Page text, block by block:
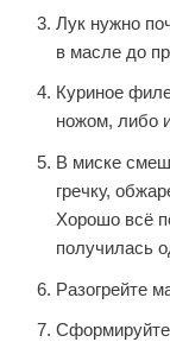
Лук нужно
в масле до
Куриное
ножом, либо
В миске
гречку,
Хорошо всё
получилась
Разогрейте
Сформируйте